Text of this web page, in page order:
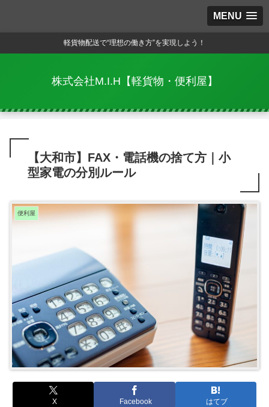
MENU
軽貨物配送で“理想の働き方”を実現しよう！
株式会社M.I.H【軽貨物・便利屋】
【大和市】FAX・電話機の捨て方｜小
型家電の分別ルール
便利屋
X Facebook はてブ